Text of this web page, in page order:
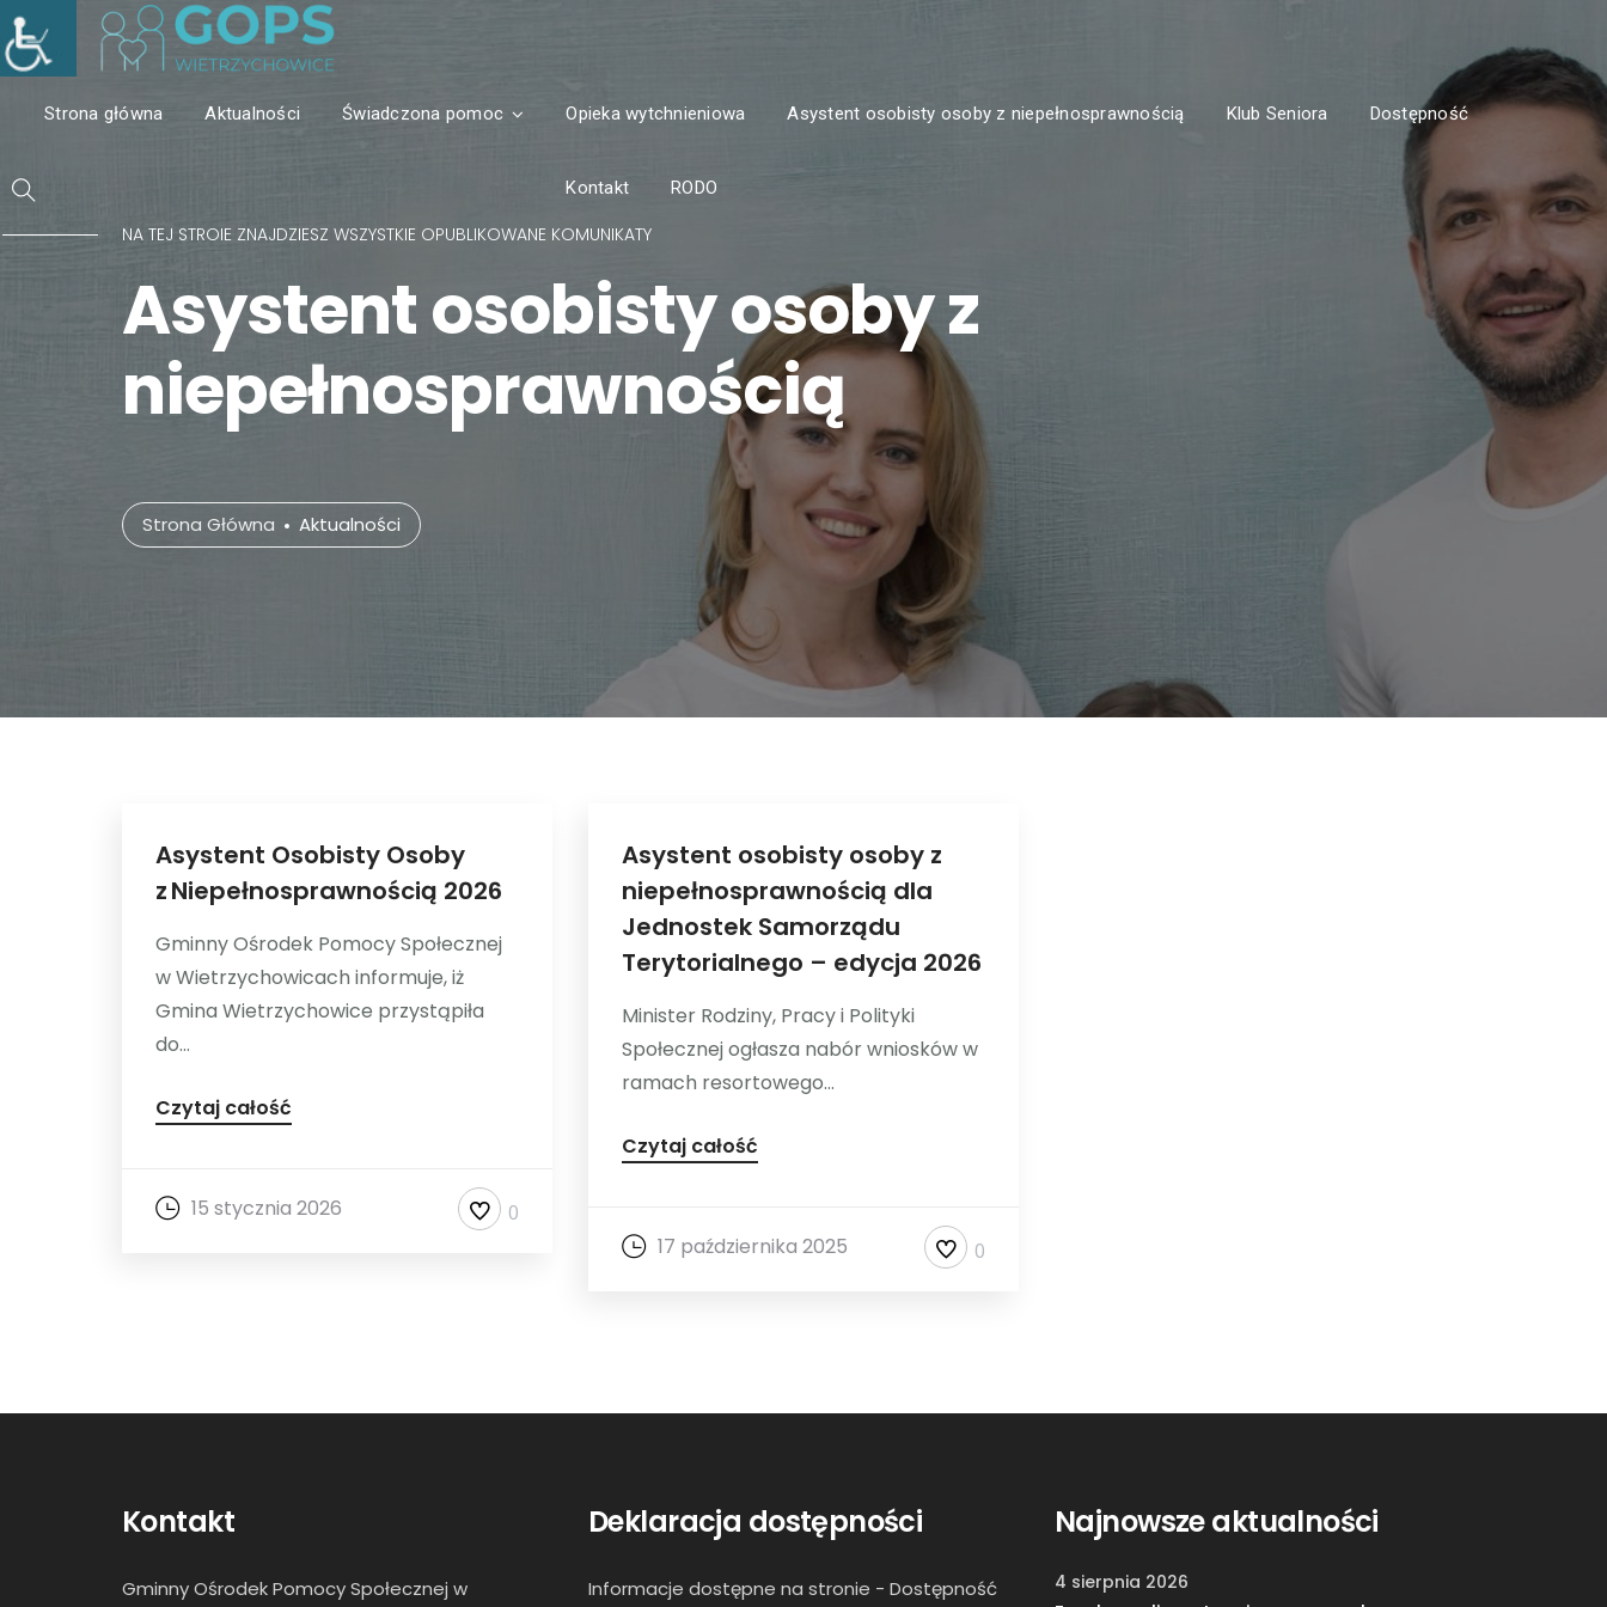
Strona główna Aktualności Świadczona pomoc Opieka wytchnieniowa Asystent osobisty osoby z niepełnosprawnością Klub Seniora Dostępność
Kontakt RODO
NA TEJ STROIE ZNAJDZIESZ WSZYSTKIE OPUBLIKOWANE KOMUNIKATY
Asystent osobisty osoby z
niepełnosprawnością
Strona Główna Aktualności
Asystent Osobisty Osoby
z Niepełnosprawnością 2026
Gminny Ośrodek Pomocy Społecznej
w Wietrzychowicach informuje, iż
Gmina Wietrzychowice przystąpiła
do...
Czytaj całość
15 stycznia 2026 0
Asystent osobisty osoby z
niepełnosprawnością dla
Jednostek Samorządu
Terytorialnego – edycja 2026
Minister Rodziny, Pracy i Polityki
Społecznej ogłasza nabór wniosków w
ramach resortowego...
Czytaj całość
17 października 2025 0
Kontakt
Gminny Ośrodek Pomocy Społecznej w
Deklaracja dostępności
Informacje dostępne na stronie - Dostępność
Najnowsze aktualności
4 sierpnia 2026